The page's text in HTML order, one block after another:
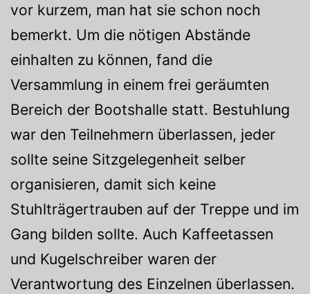
vor kurzem, man hat sie schon noch
bemerkt. Um die nötigen Abstände
einhalten zu können, fand die
Versammlung in einem frei geräumten
Bereich der Bootshalle statt. Bestuhlung
war den Teilnehmern überlassen, jeder
sollte seine Sitzgelegenheit selber
organisieren, damit sich keine
Stuhlträgertrauben auf der Treppe und im
Gang bilden sollte. Auch Kaffeetassen
und Kugelschreiber waren der
Verantwortung des Einzelnen überlassen.